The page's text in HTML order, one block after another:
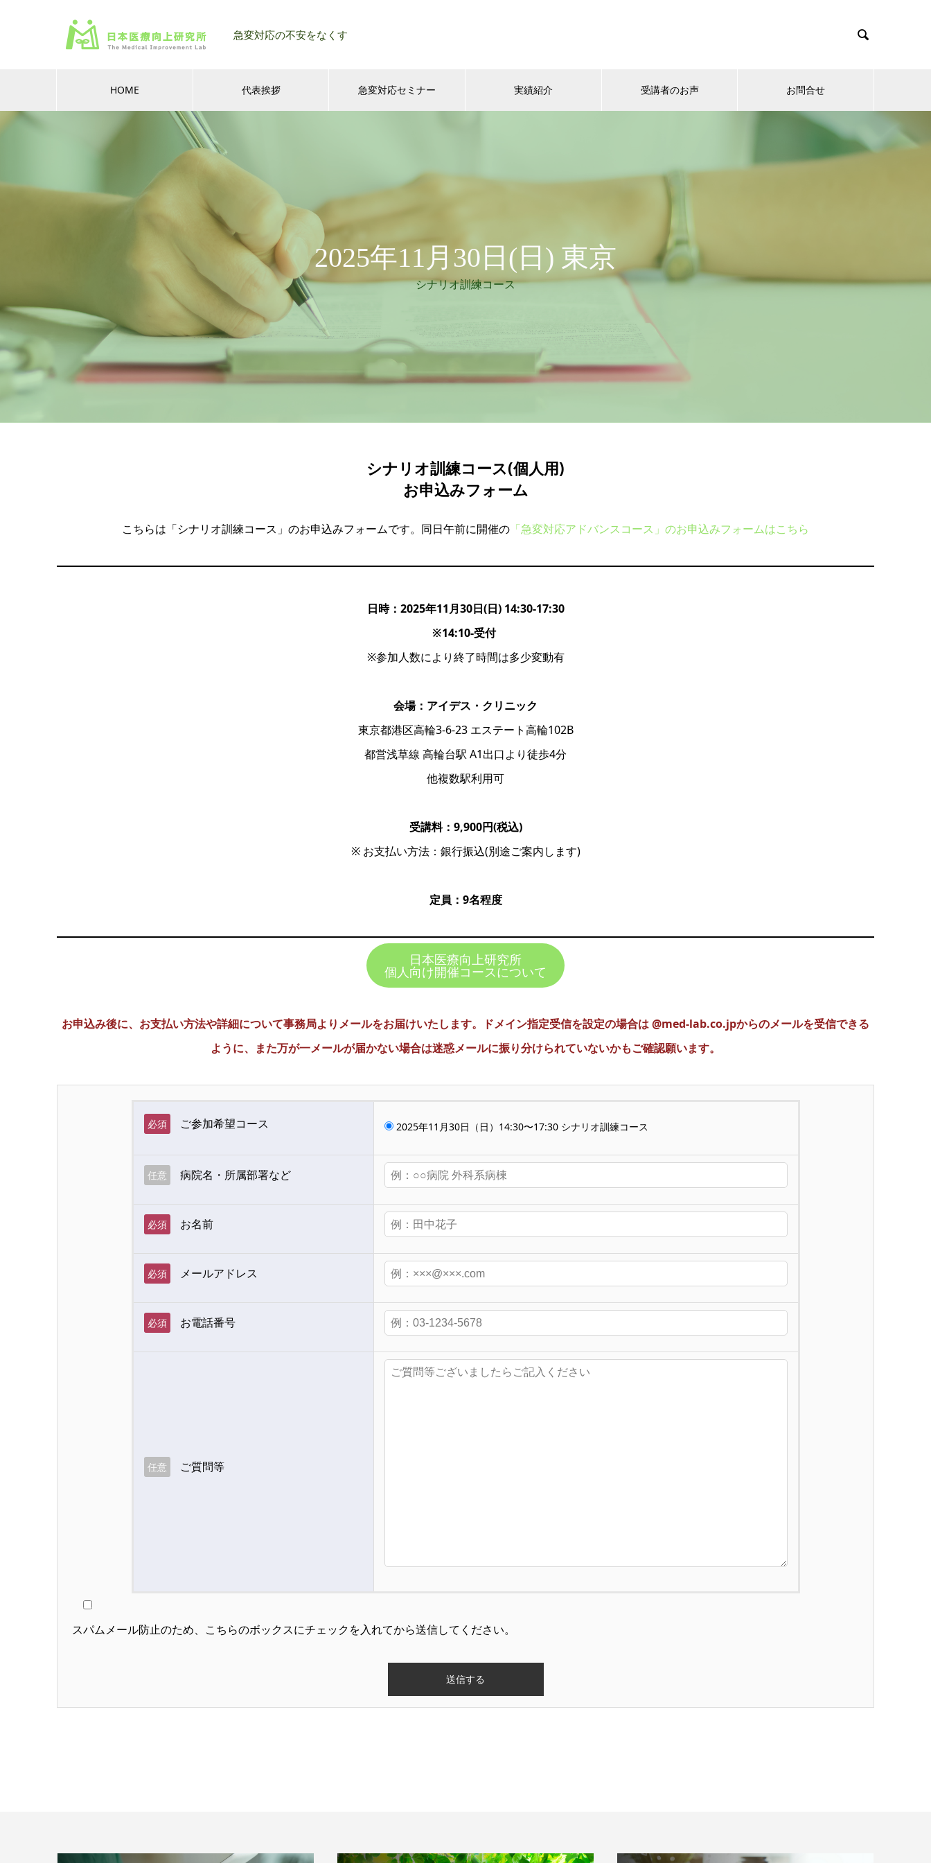
急変対応の不安をなくす 
HOME 代表挨拶 急変対応セミナー 実績紹介 受講者のお声 お問合せ
2025年11月30日(日) 東京
シナリオ訓練コース
シナリオ訓練コース(個人用)
お申込みフォーム
こちらは「シナリオ訓練コース」のお申込みフォームです。同日午前に開催の 「急変対応アドバンスコース」のお申込みフォームはこちら
日時：2025年11月30日(日) 14:30-17:30
※14:10-受付
※参加人数により終了時間は多少変動有
会場：アイデス・クリニック
東京都港区高輪3-6-23 エステート高輪102B
都営浅草線 高輪台駅 A1出口より徒歩4分
他複数駅利用可
受講料：9,900円(税込)
※ お支払い方法：銀行振込(別途ご案内します)
定員：9名程度
日本医療向上研究所
個人向け開催コースについて
お申込み後に、お支払い方法や詳細について事務局よりメールをお届けいたします。ドメイン指定受信を設定の場合は @med-lab.co.jpからのメールを受信できる
ように、また万が一メールが届かない場合は迷惑メールに振り分けられていないかもご確認願います。
必須 ご参加希望コース 2025年11月30日（日）14:30〜17:30 シナリオ訓練コース
任意 病院名・所属部署など
必須 お名前
必須 メールアドレス
必須 お電話番号
任意 ご質問等
スパムメール防止のため、こちらのボックスにチェックを入れてから送信してください。